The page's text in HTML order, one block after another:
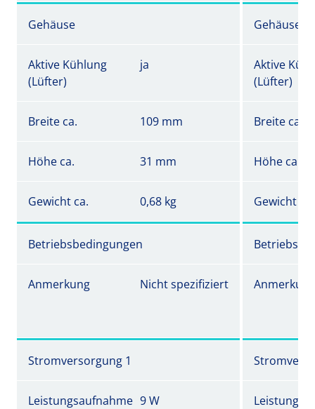
Gehäuse Gehäuse
Aktive Kühlung
(Lüfter)
ja
Aktive
(Lüfter)
Breite ca. 109 mm Breite ca.
Höhe ca. 31 mm Höhe ca.
Gewicht ca. 0,68 kg Gewicht ca.
Betriebsbedingungen
Anmerkung Nicht spezifiziert Anmerkung
Stromversorgung 1
Leistungsaufnahme 9 W